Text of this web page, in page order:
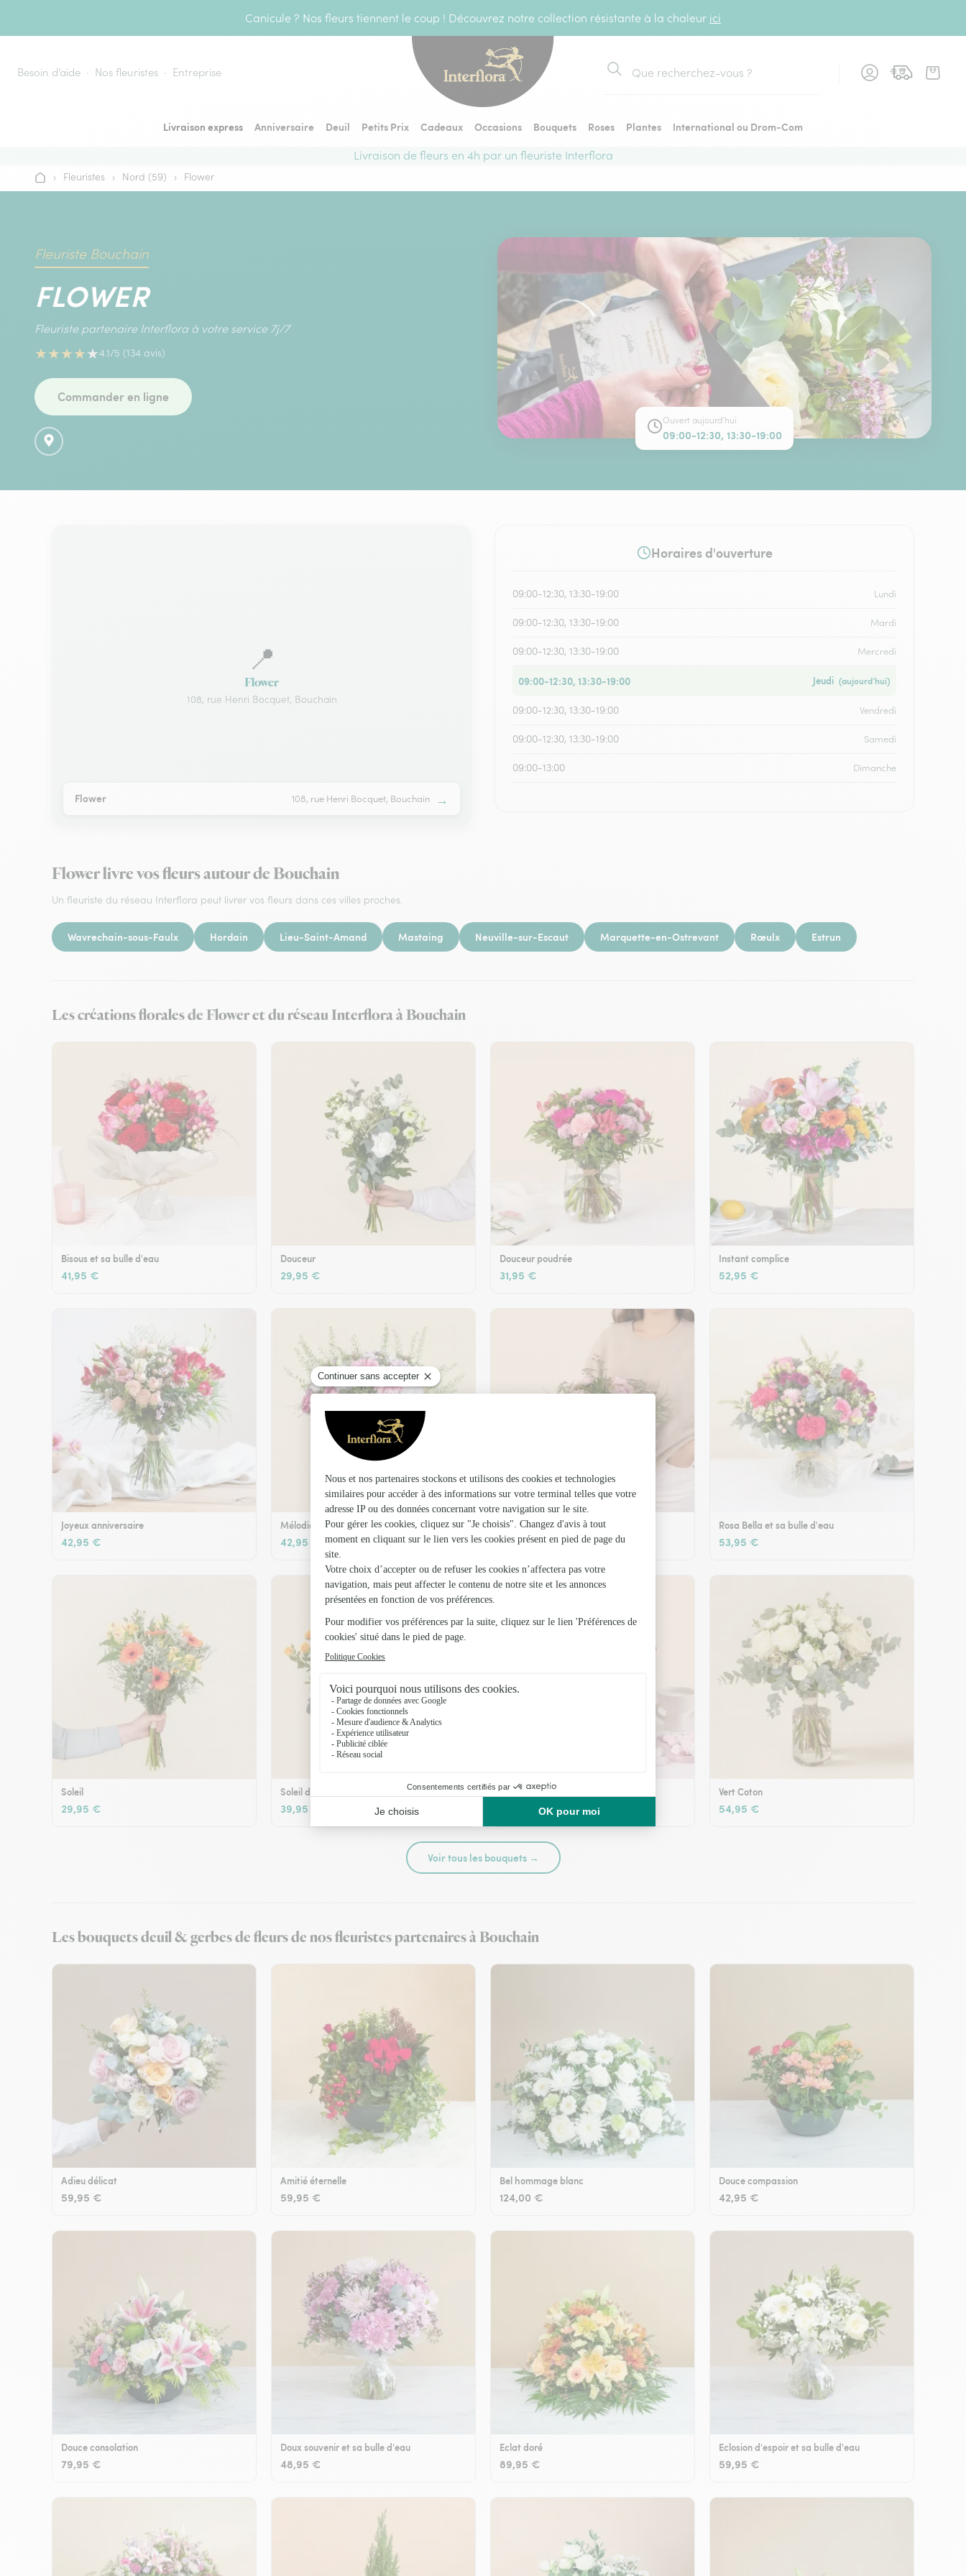
Canicule ? Nos fleurs tiennent le coup ! Découvrez notre collection résistante à la chaleur ici
Besoin d’aide Nos fleuristes Entreprise
Rechercher
Livraison express Anniversaire Deuil Petits Prix Cadeaux Occasions Bouquets Roses Plantes
International ou Drom-Com
Livraison de fleurs en 4h par un fleuriste Interflora
Accueil
› Fleuristes › Nord (59) › Flower
Fleuriste Bouchain
FLOWER
Fleuriste partenaire Interflora à votre service 7j/7
★★★★★4.1/5 (134 avis)
Commander en ligne
Ouvert aujourd'hui
09:00-12:30, 13:30-19:00
📍
Flower
108, rue Henri Bocquet, Bouchain
Flower 108, rue Henri Bocquet, Bouchain →
Horaires d'ouverture
09:00-12:30, 13:30-19:00 Lundi
09:00-12:30, 13:30-19:00 Mardi
09:00-12:30, 13:30-19:00 Mercredi
09:00-12:30, 13:30-19:00 Jeudi (aujourd’hui)
09:00-12:30, 13:30-19:00 Vendredi
09:00-12:30, 13:30-19:00 Samedi
09:00-13:00 Dimanche
Flower livre vos fleurs autour de Bouchain
Un fleuriste du réseau Interflora peut livrer vos fleurs dans ces villes proches.
Wavrechain-sous-Faulx Hordain Lieu-Saint-Amand Mastaing Neuville-sur-Escaut Marquette-en-Ostrevant Rœulx Estrun
Les créations florales de Flower et du réseau Interflora à Bouchain
Bisous et sa bulle d'eau
41,95 €
Douceur
29,95 €
Douceur poudrée
31,95 €
Instant complice
52,95 €
Joyeux anniversaire
42,95 €
Mélodie et son vase offert
42,95 €
Plaisir fleuri
36,95 €
Rosa Bella et sa bulle d'eau
53,95 €
Soleil
29,95 €
Soleil d'été
39,95 €
Tutti frutti
44,95 €
Vert Coton
54,95 €
Voir tous les bouquets →
Les bouquets deuil & gerbes de fleurs de nos fleuristes partenaires à Bouchain
Adieu délicat
59,95 €
Amitié éternelle
59,95 €
Bel hommage blanc
124,00 €
Douce compassion
42,95 €
Douce consolation
79,95 €
Doux souvenir et sa bulle d'eau
48,95 €
Eclat doré
89,95 €
Eclosion d'espoir et sa bulle d'eau
59,95 €